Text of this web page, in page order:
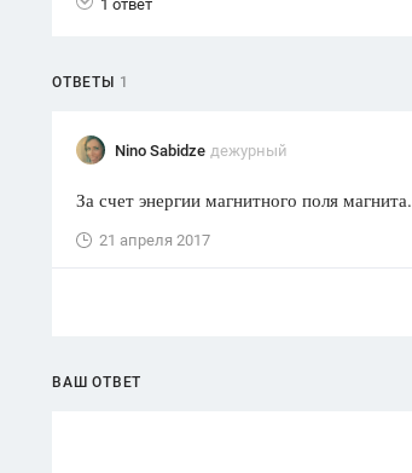
ответов
1 ответ
ОТВЕТЫ 1
Nino Sabidze дежурный
За счет энергии магнитного поля магнита.
21 апреля 2017
ВАШ ОТВЕТ